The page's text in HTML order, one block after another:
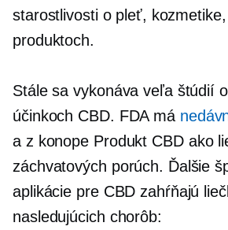
starostlivosti o pleť,
produktoch.
Stále sa vykonáva veľa štúdií
účinkoch CBD. FDA má
a z konope Produkt CBD ako
záchvatových porúch. Ďalšie
aplikácie pre CBD zahŕňajú
nasledujúcich chorôb: